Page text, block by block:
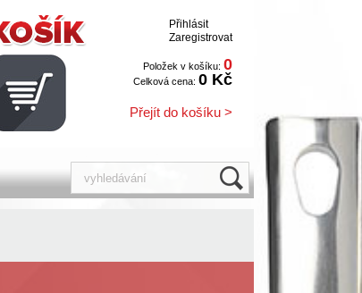
Přihlásit
Zaregistrovat
Položek v košíku: 0
Celková cena: 0 Kč
Přejít do košíku >